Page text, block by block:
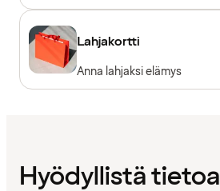
Lahjakortti
Anna lahjaksi elämys
Hyödyllistä tietoa